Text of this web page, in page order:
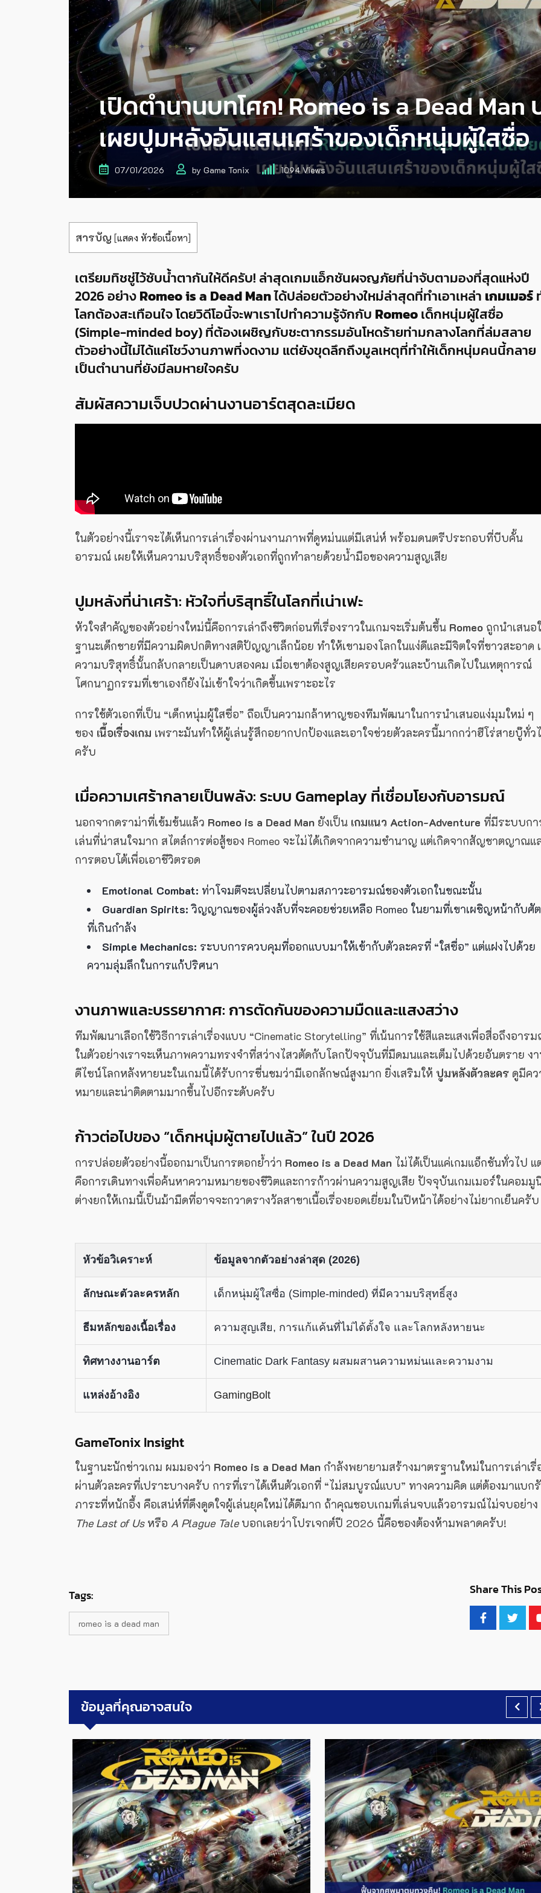
เปิดตำนานบทโศก! Romeo is a Dead Man
เผยปูมหลังอันแสนเศร้าของเด็กหนุ่มผู้ใสซื่อ
07/01/2026 by Game Tonix 1094Views
สารบัญ [แสดง หัวข้อเนื้อหา]
เตรียมทิชชู่ไว้ซับน้ำตากันให้ดีครับ! ล่าสุดเกมแอ็กชันผจญภัยที่น่าจับตามองที่สุดแห่งปี
2026 อย่างRomeo is a Dead Manได้ปล่อยตัวอย่างใหม่ล่าสุดที่ทำเอาเหล่า เกมเมอร์
โลกต้องสะเทือนใจ โดยวิดีโอนี้จะพาเราไปทำความรู้จักกับ Romeoเด็กหนุ่มผู้ใสซื่อ
(Simple-minded boy) ที่ต้องเผชิญกับชะตากรรมอันโหดร้ายท่ามกลางโลกที่ล่มสลาย
ตัวอย่างนี้ไม่ได้แค่โชว์งานภาพที่งดงาม แต่ยังขุดลึกถึงมูลเหตุที่ทำให้เด็กหนุ่มคนนี้กลาย
เป็นตำนานที่ยังมีลมหายใจครับ
สัมผัสความเจ็บปวดผ่านงานอาร์ตสุดละเมียด
ในตัวอย่างนี้เราจะได้เห็นการเล่าเรื่องผ่านงานภาพที่ดูหม่นแต่มีเสน่ห์ พร้อมดนตรีประกอบที่บีบคั้น
อารมณ์ เผยให้เห็นความบริสุทธิ์ของตัวเอกที่ถูกทำลายด้วยน้ำมือของความสูญเสีย
ปูมหลังที่น่าเศร้า: หัวใจที่บริสุทธิ์ในโลกที่เน่าเฟะ
หัวใจสำคัญของตัวอย่างใหม่นี้คือการเล่าถึงชีวิตก่อนที่เรื่องราวในเกมจะเริ่มต้นขึ้น Romeo ถูกนำเสนอ
ฐานะเด็กชายที่มีความผิดปกติทางสติปัญญาเล็กน้อย ทำให้เขามองโลกในแง่ดีและมีจิตใจที่ขาวสะอาด
ความบริสุทธิ์นั้นกลับกลายเป็นดาบสองคม เมื่อเขาต้องสูญเสียครอบครัวและบ้านเกิดไปในเหตุการณ์
โศกนาฏกรรมที่เขาเองก็ยังไม่เข้าใจว่าเกิดขึ้นเพราะอะไร
การใช้ตัวเอกที่เป็น “เด็กหนุ่มผู้ใสซื่อ” ถือเป็นความกล้าหาญของทีมพัฒนาในการนำเสนอแง่มุมใหม่ ๆ
ของ เนื้อเรื่องเกม เพราะมันทำให้ผู้เล่นรู้สึกอยากปกป้องและเอาใจช่วยตัวละครนี้มากกว่าฮีโร่สายบู๊ทั่ว
ครับ
เมื่อความเศร้ากลายเป็นพลัง: ระบบ Gameplay ที่เชื่อมโยงกับอารมณ์
นอกจากดราม่าที่เข้มข้นแล้ว Romeo is a Dead Man ยังเป็น เกมแนว Action-Adventure ที่มีระบบกา
เล่นที่น่าสนใจมาก สไตล์การต่อสู้ของ Romeo จะไม่ได้เกิดจากความชำนาญ แต่เกิดจากสัญชาตญาณแ
การตอบโต้เพื่อเอาชีวิตรอด
Emotional Combat: ท่าโจมตีจะเปลี่ยนไปตามสภาวะอารมณ์ของตัวเอกในขณะนั้น
Guardian Spirits: วิญญาณของผู้ล่วงลับที่จะคอยช่วยเหลือ Romeo ในยามที่เขาเผชิญหน้ากับศั
ที่เกินกำลัง
Simple Mechanics: ระบบการควบคุมที่ออกแบบมาให้เข้ากับตัวละครที่ “ใสซื่อ” แต่แฝงไปด้วย
ความลุ่มลึกในการแก้ปริศนา
งานภาพและบรรยากาศ: การตัดกันของความมืดและแสงสว่าง
ทีมพัฒนาเลือกใช้วิธีการเล่าเรื่องแบบ “Cinematic Storytelling” ที่เน้นการใช้สีและแสงเพื่อสื่อถึงอาร
ในตัวอย่างเราจะเห็นภาพความทรงจำที่สว่างไสวตัดกับโลกปัจจุบันที่มืดมนและเต็มไปด้วยอันตราย ง
ดีไซน์โลกหลังหายนะในเกมนี้ได้รับการชื่นชมว่ามีเอกลักษณ์สูงมาก ยิ่งเสริมให้ ปูมหลังตัวละคร ดูมีค
หมายและน่าติดตามมากขึ้นไปอีกระดับครับ
ก้าวต่อไปของ “เด็กหนุ่มผู้ตายไปแล้ว” ในปี 2026
การปล่อยตัวอย่างนี้ออกมาเป็นการตอกย้ำว่า Romeo is a Dead Man ไม่ได้เป็นแค่เกมแอ็กชันทั่วไป แ
คือการเดินทางเพื่อค้นหาความหมายของชีวิตและการก้าวผ่านความสูญเสีย ปัจจุบันเกมเมอร์ในคอมมู
ต่างยกให้เกมนี้เป็นม้ามืดที่อาจจะกวาดรางวัลสาขาเนื้อเรื่องยอดเยี่ยมในปีหน้าได้อย่างไม่ยากเย็นครับ
หัวข้อวิเคราะห์ ข้อมูลจากตัวอย่างล่าสุด (2026)
ลักษณะตัวละครหลัก เด็กหนุ่มผู้ใสซื่อ (Simple-minded) ที่มีความบริสุทธิ์สูง
ธีมหลักของเนื้อเรื่อง ความสูญเสีย, การแก้แค้นที่ไม่ได้ตั้งใจ และโลกหลังหายนะ
ทิศทางงานอาร์ต Cinematic Dark Fantasy ผสมผสานความหม่นและความงาม
แหล่งอ้างอิง GamingBolt
GameTonix Insight
ในฐานะนักข่าวเกม ผมมองว่า Romeo is a Dead Man กำลังพยายามสร้างมาตรฐานใหม่ในการเล่าเรื่
ผ่านตัวละครที่เปราะบางครับ การที่เราได้เห็นตัวเอกที่ “ไม่สมบูรณ์แบบ” ทางความคิด แต่ต้องมาแบก
ภาระที่หนักอึ้ง คือเสน่ห์ที่ดึงดูดใจผู้เล่นยุคใหม่ได้ดีมาก ถ้าคุณชอบเกมที่เล่นจบแล้วอารมณ์ไม่จบอย่าง
The Last of Usหรือ A Plague Taleบอกเลยว่าโปรเจกต์ปี 2026 นี้คือของต้องห้ามพลาดครับ!
Tags:
romeo is a dead man
Share This
ข้อมูลที่คุณอาจสนใจ